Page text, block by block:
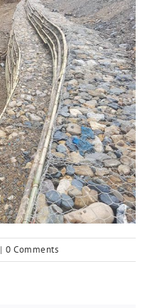
| 0 Comments